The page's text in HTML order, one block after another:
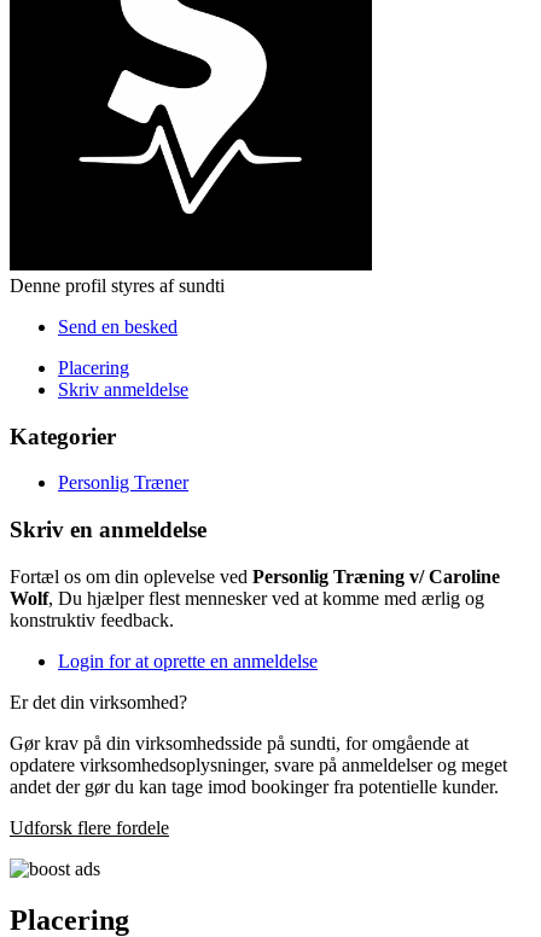
Denne profil styres af sundti
Send en besked
Placering
Skriv anmeldelse
Kategorier
Personlig Træner
Skriv en anmeldelse
Fortæl os om din oplevelse ved Personlig Træning v/ Caroline
Wolf, Du hjælper flest mennesker ved at komme med ærlig og
konstruktiv feedback.
Login for at oprette en anmeldelse
Er det din virksomhed?
Gør krav på din virksomhedsside på sundti, for omgående at
opdatere virksomhedsoplysninger, svare på anmeldelser og meget
andet der gør du kan tage imod bookinger fra potentielle kunder.
Udforsk flere fordele
Placering